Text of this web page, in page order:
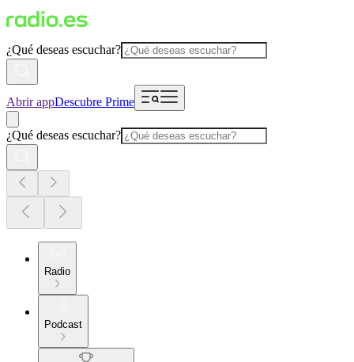
¿Qué deseas escuchar?
Abrir appDescubre Prime
¿Qué deseas escuchar?
Radio
Podcast